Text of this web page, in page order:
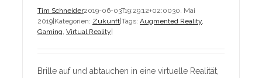
Tim Schneider2019-06-03T19:29:12+02:0030. Mai
2019 Kategorien: Zukunft Tags: Augmented Reality,
Gaming, Virtual Reality
Brille auf und abtauchen in eine virtuelle Realität,